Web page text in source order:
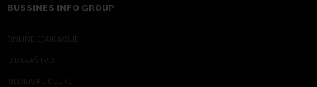
BUSSINES INFO GROUP
ONLINE EDUKACIJE
IZDAVAŠTVO
MEDIJSKE OBUKE